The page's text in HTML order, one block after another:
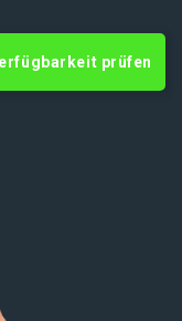
prüfen